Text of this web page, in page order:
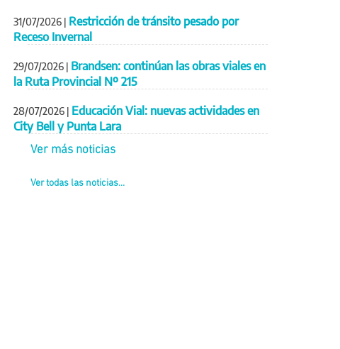
31/07/2026 | Restricción de tránsito pesado por
Receso Invernal
29/07/2026 | Brandsen: continúan las obras viales en
la Ruta Provincial Nº 215
28/07/2026 | Educación Vial: nuevas actividades en
City Bell y Punta Lara
Ver más noticias
Ver todas las noticias...